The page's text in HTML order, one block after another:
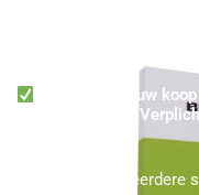
Leusden
Vraag online uw
100% Zonder
U kunt bij ons